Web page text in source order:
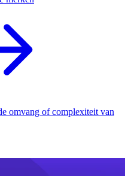
omvang of complexiteit van